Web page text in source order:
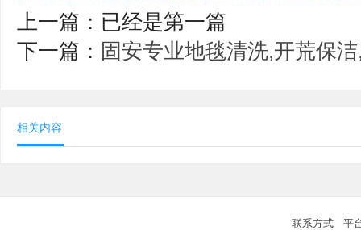
上一篇：已经是第一篇
下一篇： 固安专业地毯清洗,开荒保
相关内容
联系方式 平